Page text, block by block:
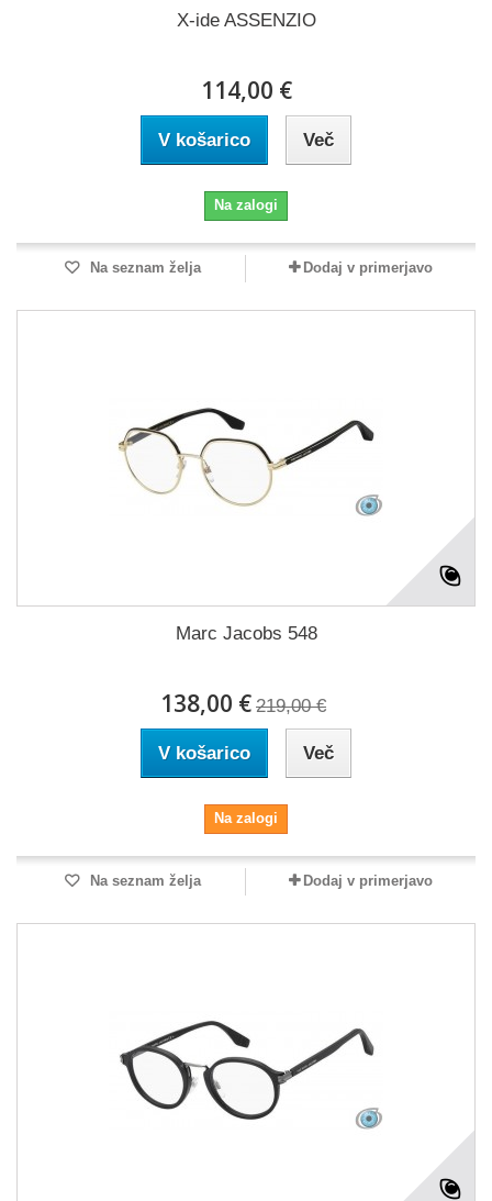
X-ide ASSENZIO
114,00 €
V košarico Več
Na zalogi
Na seznam želja Dodaj v primerjavo
Marc Jacobs 548
138,00 € 219,00 €
V košarico Več
Na zalogi
Na seznam želja Dodaj v primerjavo